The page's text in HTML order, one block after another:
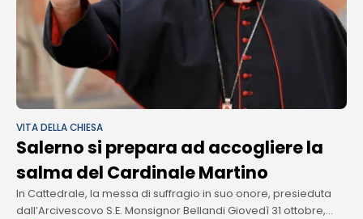
VITA DELLA CHIESA
Salerno si prepara ad accogliere la
salma del Cardinale Martino
In Cattedrale, la messa di suffragio in suo onore, presieduta
dall’Arcivescovo S.E. Monsignor Bellandi Giovedì 31 ottobre,